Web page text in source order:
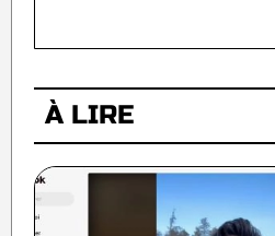
À LIRE